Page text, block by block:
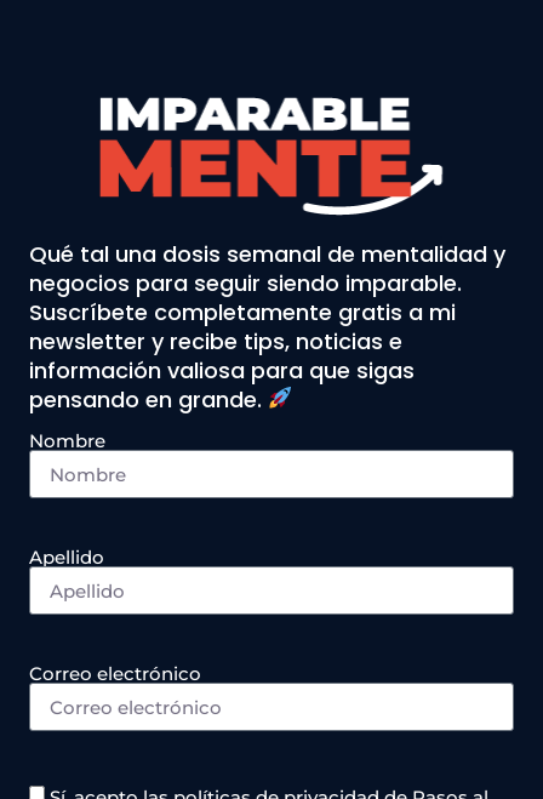
Qué tal una dosis semanal de mentalidad y
negocios para seguir siendo imparable.
Suscríbete completamente gratis a mi
newsletter y recibe tips, noticias e
información valiosa para que sigas
pensando en grande.
Nombre
Apellido
Correo electrónico